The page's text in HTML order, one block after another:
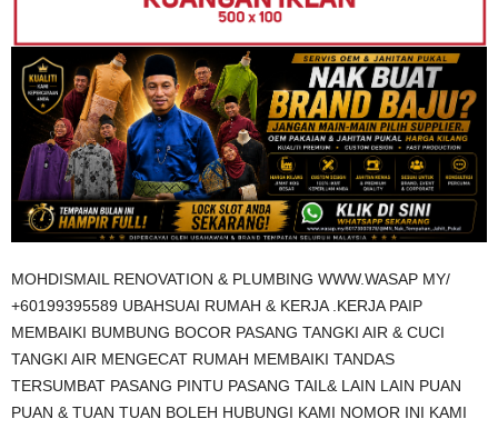
MOHDISMAIL RENOVATION & PLUMBING WWW.WASAP MY/
+60199395589 UBAHSUAI RUMAH & KERJA .KERJA PAIP
MEMBAIKI BUMBUNG BOCOR PASANG TANGKI AIR & CUCI
TANGKI AIR MENGECAT RUMAH MEMBAIKI TANDAS
TERSUMBAT PASANG PINTU PASANG TAIL& LAIN LAIN PUAN
PUAN & TUAN TUAN BOLEH HUBUNGI KAMI NOMOR INI KAMI